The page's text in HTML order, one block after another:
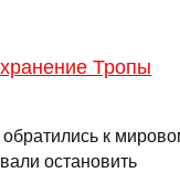
Тропы
к
остановить